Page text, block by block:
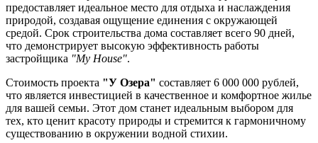
предоставляет идеальное место для отдыха и наслаждения
природой, создавая ощущение единения с окружающей
средой. Срок строительства дома составляет всего 90 дней,
что демонстрирует высокую эффективность работы
застройщика "My House".
Стоимость проекта "У Озера" составляет 6 000 000 рублей,
что является инвестицией в качественное и комфортное жилье
для вашей семьи. Этот дом станет идеальным выбором для
тех, кто ценит красоту природы и стремится к гармоничному
существованию в окружении водной стихии.